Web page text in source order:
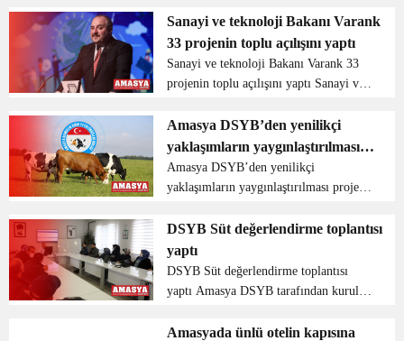
Sanayi ve Teknoloji Bakanı Mustafa
Varank’ın katılımıyla 19 Mart’ta açılışı
yapıla...
Sanayi ve teknoloji Bakanı Varank
33 projenin toplu açılışını yaptı
Sanayi ve teknoloji Bakanı Varank 33
projenin toplu açılışını yaptı Sanayi ve
Akdeniz kalkınma ajansı desteği ile
Antalya, Burdur ve Isparta’da
gerçekleşen 77 mily...
Amasya DSYB’den yenilikçi
yaklaşımların yaygınlaştırılması
projesi
Amasya DSYB’den yenilikçi
yaklaşımların yaygınlaştırılması projesi
altında hayvancılık işletmelerinin daha
etkin ve verimli bir üretim
sağlanabilmesi adına Mart ayı iti...
DSYB Süt değerlendirme toplantısı
yaptı
DSYB Süt değerlendirme toplantısı
yaptı Amasya DSYB tarafından kurulan
evlerindeki tank görevlileri ve
Amasyada ünlü otelin kapısına